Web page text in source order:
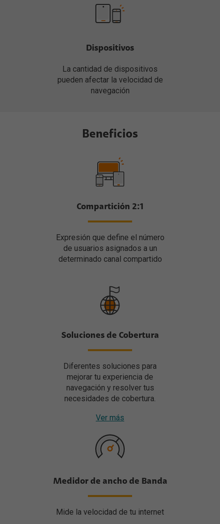
Dispositivos
La cantidad de dispositivos
pueden afectar la velocidad de
navegación
Beneficios
Compartición 2:1
Expresión que define el número
de usuarios asignados a un
determinado canal compartido
Soluciones de Cobertura
Diferentes soluciones para
mejorar tu experiencia de
navegación y resolver tus
necesidades de cobertura.
Ver más
Medidor de ancho de Banda
Mide la velocidad de tu internet